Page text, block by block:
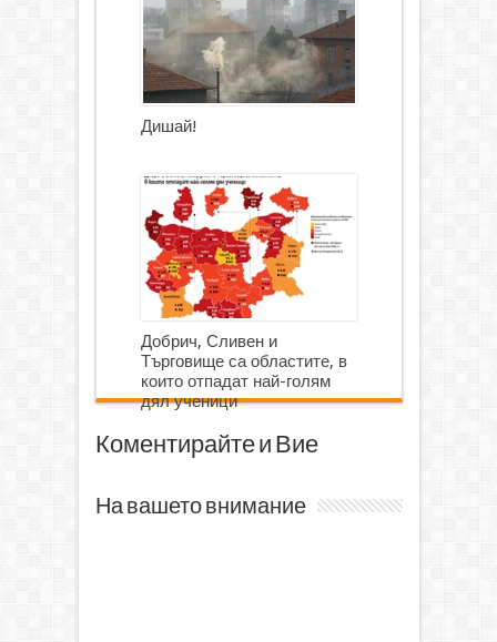
Дишай!
Добрич, Сливен и
Търговище са областите, в
които отпадат най-голям
дял ученици
Коментирайте и Вие
На вашето внимание